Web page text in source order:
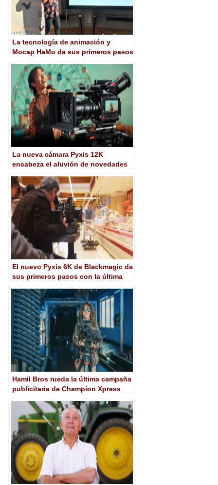
La tecnología de animación y
Mocap HaMo da sus primeros pasos
La nueva cámara Pyxis 12K
encabeza el aluvión de novedades
El nuevo Pyxis 6K de Blackmagic da
sus primeros pasos con la última
Hamil Bros rueda la última campaña
publicitaria de Champion Xpress